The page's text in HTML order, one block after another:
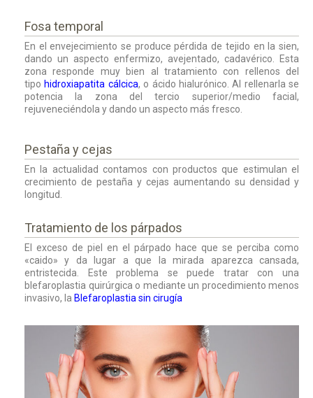
Fosa temporal
En el envejecimiento se produce pérdida de tejido en la sien,
dando un aspecto enfermizo, avejentado, cadavérico. Esta
zona responde muy bien al tratamiento con rellenos del
tipo hidroxiapatita cálcica, o ácido hialurónico. Al rellenarla se
potencia la zona del tercio superior/medio facial,
rejuveneciéndola y dando un aspecto más fresco.
Pestaña y cejas
En la actualidad contamos con productos que estimulan el
crecimiento de pestaña y cejas aumentando su densidad y
longitud.
Tratamiento de los párpados
El exceso de piel en el párpado hace que se perciba como
«caido» y da lugar a que la mirada aparezca cansada,
entristecida. Este problema se puede tratar con una
blefaroplastia quirúrgica o mediante un procedimiento menos
invasivo, la Blefaroplastia sin cirugía